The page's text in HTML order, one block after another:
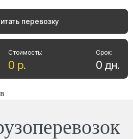
перевозку
Стоимость:
0 р.
Срок:
0 дн.